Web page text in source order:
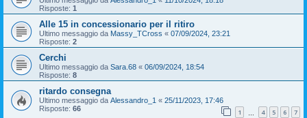
Risposte: 1
Alle 15 in concessionario per il ritiro
Ultimo messaggio da Massy_TCross « 07/09/2024, 23:21
Risposte: 2
Cerchi
Ultimo messaggio da Sara.68 « 06/09/2024, 18:54
Risposte: 8
ritardo consegna
Ultimo messaggio da Alessandro_1 « 25/11/2023, 17:46
Risposte: 66 1 4 5 6 7